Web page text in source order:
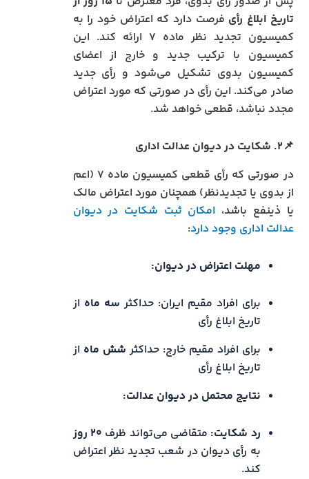
تاریخ ابلاغ رأی فرصت دارد که اعتراض خود را به
کمیسیون تجدید نظر ماده ۷ ارائه کند. این
کمیسیون با ترکیب جدید و خارج از اعضای
کمیسیون بدوی تشکیل می‌شود و رأی جدید
صادر می‌کند. این رأی در صورتی که مورد اعتراض
مجدد نباشد، قطعی خواهد شد.
📌۲. شکایت در دیوان عدالت اداری
در صورتی که رأی قطعی کمیسیون ماده ۷ (اعم
از بدوی یا تجدیدنظر) همچنان مورد اعتراض مالک
یا ذینفع باشد، امکان ثبت شکایت در دیوان
عدالت اداری وجود دارد:
مهلت اعتراض در دیوان:
برای افراد مقیم ایران: حداکثر سه ماه از
تاریخ ابلاغ رأی
برای افراد مقیم خارج: حداکثر شش ماه از
تاریخ ابلاغ رأی
نتایج محتمل در دیوان عدالت:
رد شکایت: متقاضی می‌تواند ظرف ۲۰ روز
به رأی دیوان در شعب تجدید نظر اعتراض
کند.